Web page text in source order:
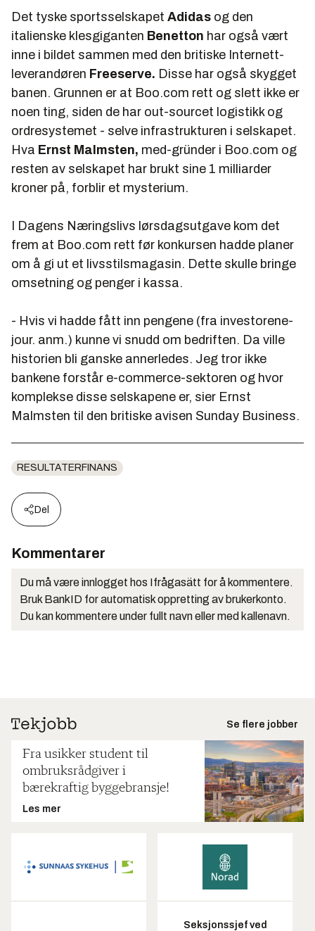
Det tyske sportsselskapet Adidas og den
italienske klesgiganten Benetton har også vært
inne i bildet sammen med den britiske Internett-
leverandøren Freeserve. Disse har også skygget
banen. Grunnen er at Boo.com rett og slett ikke er
noen ting, siden de har out-sourcet logistikk og
ordresystemet - selve infrastrukturen i selskapet.
Hva Ernst Malmsten, med-gründer i Boo.com og
resten av selskapet har brukt sine 1 milliarder
kroner på, forblir et mysterium.
I Dagens Næringslivs lørsdagsutgave kom det
frem at Boo.com rett før konkursen hadde planer
om å gi ut et livsstilsmagasin. Dette skulle bringe
omsetning og penger i kassa.
- Hvis vi hadde fått inn pengene (fra investorene-
jour. anm.) kunne vi snudd om bedriften. Da ville
historien bli ganske annerledes. Jeg tror ikke
bankene forstår e-commerce-sektoren og hvor
komplekse disse selskapene er, sier Ernst
Malmsten til den britiske avisen Sunday Business.
RESULTATERFINANS
Del
Kommentarer
Du må være innlogget hos Ifrågasätt for å kommentere.
Bruk BankID for automatisk oppretting av brukerkonto.
Du kan kommentere under fullt navn eller med kallenavn.
Se flere jobber
Fra usikker student til
ombruksrådgiver i
bærekraftig byggebransje!
Les mer
Seksjonssjef ved